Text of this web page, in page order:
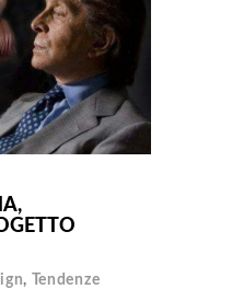
, Tendenze